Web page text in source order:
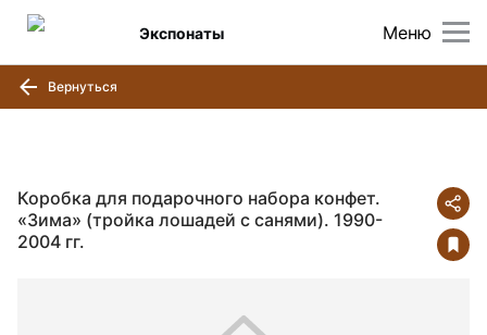
Меню
Экспонаты
Вернуться
Коробка для подарочного набора конфет.
«Зима» (тройка лошадей с санями). 1990-
2004 гг.